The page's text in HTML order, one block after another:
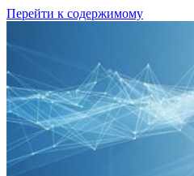
Перейти к содержимому